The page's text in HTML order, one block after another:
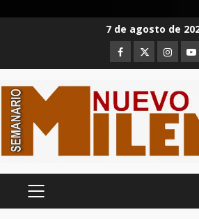
7 de agosto de
Facebook
Twitter
MENÚ